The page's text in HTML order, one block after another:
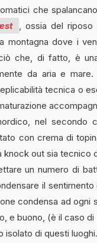
che
, ossia del riposo
montagna dove i
che, di fatto, è
da aria e
tecnica o
nel
con crema di
knock out sia tecnico
un numero di
il sentimento
condensa ad ogni
e buono, (è il caso
isolato di questi luoghi.